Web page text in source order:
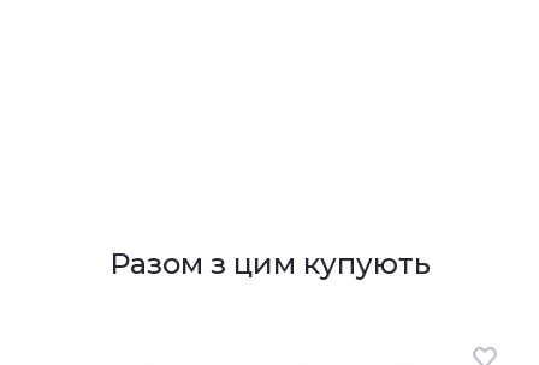
Разом з цим купують